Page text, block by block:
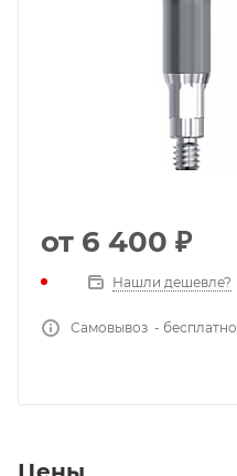
от 6 400 ₽
Нашли дешевле?
Самовывоз - бесплатно